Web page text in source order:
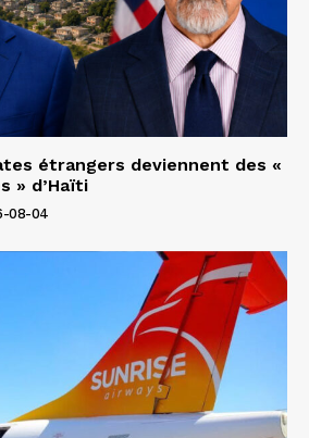
étrangers deviennent des «
» d’Haïti
08-04